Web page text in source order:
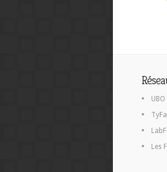
Les